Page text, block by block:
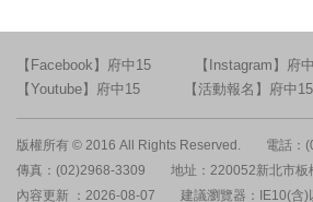
【Facebook】府中15
【Instagram】府
【Youtube】府中15
【活動報名】府中15
版權所有 © 2016 All Rights Reserved.
電話：
傳真：(02)2968-3309
地址：220052新北市板
內容更新 ：2026-08-07
建議瀏覽器：IE10(含)